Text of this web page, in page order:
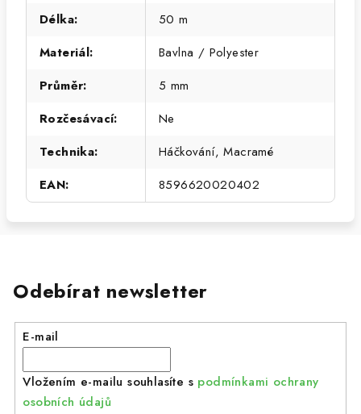
Délka:
50 m
Materiál:
Bavlna / Polyester
Průměr:
5 mm
Rozčesávací:
Ne
Technika:
Háčkování, Macramé
EAN: 8596620020402
Odebírat newsletter
E-mail
Vložením e-mailu souhlasíte s podmínkami ochrany
osobních údajů